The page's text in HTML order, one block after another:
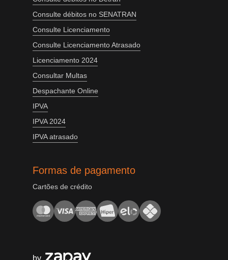
Consulte débitos no SENATRAN
Consulte Licenciamento
Consulte Licenciamento Atrasado
Licenciamento 2024
Consultar Multas
Despachante Online
IPVA
IPVA 2024
IPVA atrasado
Formas de pagamento
Cartões de crédito
by